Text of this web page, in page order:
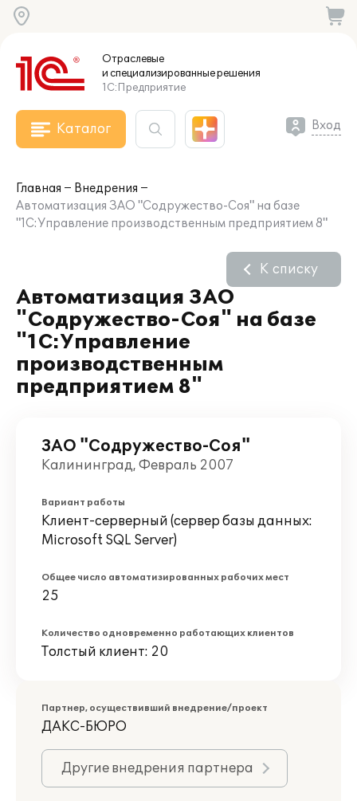
Отраслевые
и специализированныерешения
1С:Предприятие
Каталог Вход
Главная
Внедрения
Автоматизация ЗАО "Содружество-Соя" на базе
"1С:Управление производственным предприятием 8"
Автоматизация ЗАО
"Содружество-Соя" на базе
"1С:Управление
производственным
предприятием 8"
К списку
ЗАО "Содружество-Соя"
Калининград, Февраль 2007
Вариант работы
Клиент-серверный (сервер базы данных:
Microsoft SQL Server)
Общее число автоматизированных рабочих мест
25
Количество одновременно работающих клиентов
Толстый клиент: 20
Партнер, осуществивший внедрение/проект
ДАКС-БЮРО
Другие внедрения партнера